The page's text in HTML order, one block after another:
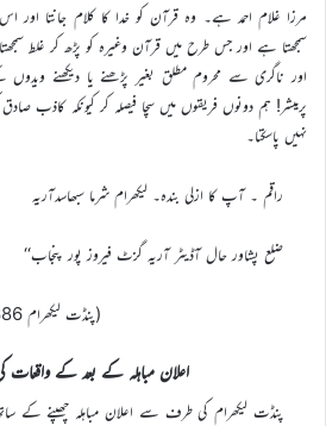
مرزا غلام احمد ہے۔ وہ قرآن کو خدا کا کلام جانتا
سمجھتا ہے اور جس طرح میں قرآن وغیرہ کو پڑھ کر غلط
اور ناگری سے محروم مطلق بغیر پڑھنے یا دیکھنے
پرمیشر! ہم دونوں فریقوں میں سچا فیصلہ کر کیونکہ
نہیں پاسکتا۔
راقم ۔ آپ کا ازلی بندہ۔ لیکھرام شرما سبھاسدآریہ
ضلع پشاور حال آڈیٹر آریہ گزٹ فیروز پور پنجاب‘‘
(پنڈت لیکھرام 1886ء خطبہ احمدیہ صفحہ 244۔247)
اعلان مباہلہ کے بعد کے واقعات
پنڈت لیکھرام کی طرف سے اعلان مباہلہ چھپنے